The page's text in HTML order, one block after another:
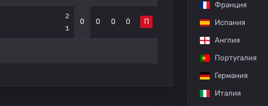
2
1
0 0 0 0 П
Франция
Испания
Англия
Португалия
Германия
Италия